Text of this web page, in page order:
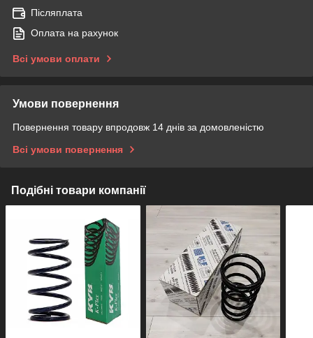
Післяплата
Оплата на рахунок
Всі умови оплати
Умови повернення
Повернення товару впродовж 14 днів за домовленістю
Всі умови повернення
Подібні товари компанії